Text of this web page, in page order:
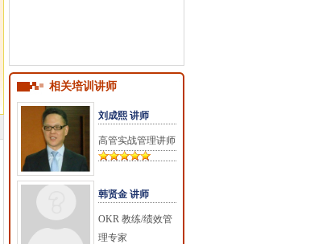
相关培训讲师
刘成熙 讲师
高管实战管理讲师
韩贤金 讲师
OKR 教练/绩效管
理专家